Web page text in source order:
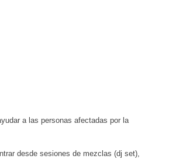
a las personas afectadas por la
desde sesiones de mezclas (dj set),